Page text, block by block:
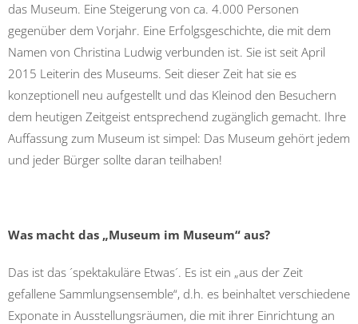
das Museum. Eine Steigerung von ca. 4.000 Personen
gegenüber dem Vorjahr. Eine Erfolgsgeschichte, die mit dem
Namen von Christina Ludwig verbunden ist. Sie ist seit April
2015 Leiterin des Museums. Seit dieser Zeit hat sie es
konzeptionell neu aufgestellt und das Kleinod den Besuchern
dem heutigen Zeitgeist entsprechend zugänglich gemacht. Ihre
Auffassung zum Museum ist simpel: Das Museum gehört jedem
und jeder Bürger sollte daran teilhaben!
Was macht das „Museum im Museum“ aus?
Das ist das ´spektakuläre Etwas´. Es ist ein „aus der Zeit
gefallene Sammlungsensemble“, d.h. es beinhaltet verschiedene
Exponate in Ausstellungsräumen, die mit ihrer Einrichtung an